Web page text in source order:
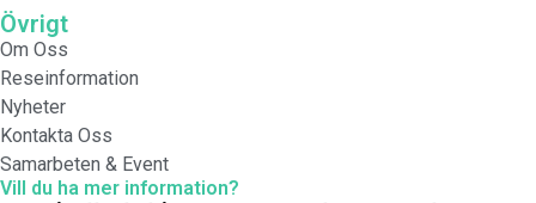
Övrigt
Om Oss
Reseinformation
Nyheter
Kontakta Oss
Samarbeten & Event
Vill du ha mer information?